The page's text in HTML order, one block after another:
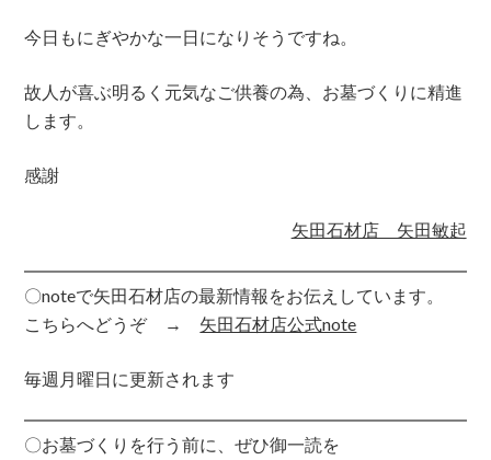
今日もにぎやかな一日になりそうですね。
故人が喜ぶ明るく元気なご供養の為、お墓づくりに精進
します。
感謝
矢田石材店 矢田敏起
〇noteで矢田石材店の最新情報をお伝えしています。
こちらへどうぞ → 矢田石材店公式note
毎週月曜日に更新されます
〇お墓づくりを行う前に、ぜひ御一読を